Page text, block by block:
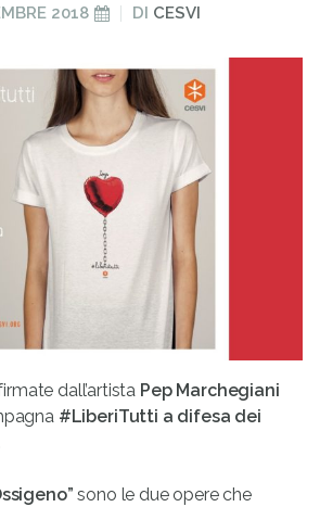
2018 DI CESVI
dall’artista Pep Marchegiani
#LiberiTutti a difesa dei
sono le due opere che